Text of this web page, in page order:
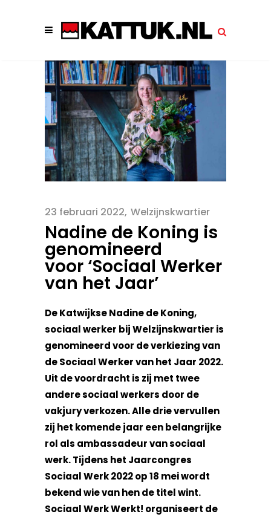
23 februari 2022 Welzijnskwartier
Nadine de Koning is
genomineerd
voor ‘Sociaal Werker
van het Jaar’
De Katwijkse Nadine de Koning,
sociaal werker bij Welzijnskwartier is
genomineerd voor de verkiezing van
de Sociaal Werker van het Jaar 2022.
Uit de voordracht is zij met twee
andere sociaal werkers door de
vakjury verkozen. Alle drie vervullen
zij het komende jaar een belangrijke
rol als ambassadeur van sociaal
werk. Tijdens het Jaarcongres
Sociaal Werk 2022 op 18 mei wordt
bekend wie van hen de titel wint.
Sociaal Werk Werkt! organiseert de